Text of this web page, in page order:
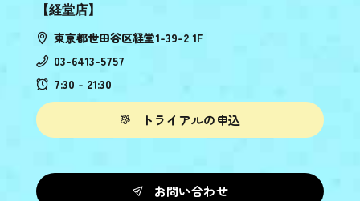
【経堂店】
東京都世田谷区経堂1-39-2 1F
03-6413-5757
7:30 - 21:30
トライアルの申込
お問い合わせ